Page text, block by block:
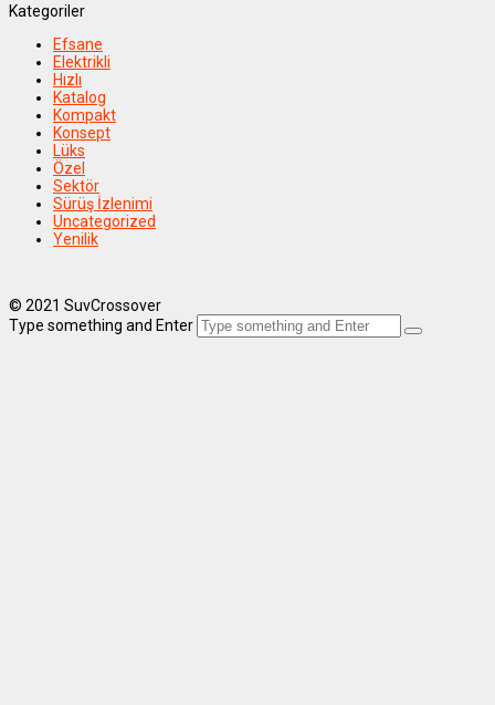
Kategoriler
Efsane
Elektrikli
Hızlı
Katalog
Kompakt
Konsept
Lüks
Özel
Sektör
Sürüş İzlenimi
Uncategorized
Yenilik
© 2021 SuvCrossover
Type something and Enter